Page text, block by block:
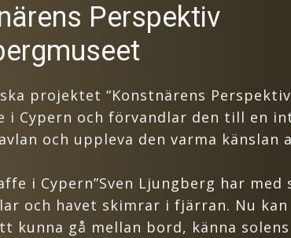
Perspektiv
projektet “Konstnärens
i Cypern och förvandlar den till en
och uppleva den varma
i Cypern”Sven Ljungberg har
och havet skimrar i fjärran. Nu
kunna gå mellan bord, känna